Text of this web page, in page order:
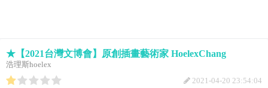
★【2021台灣文博會】原創插畫藝術家 HoelexChang
浩理斯hoelex
2021-04-20 23:54:04